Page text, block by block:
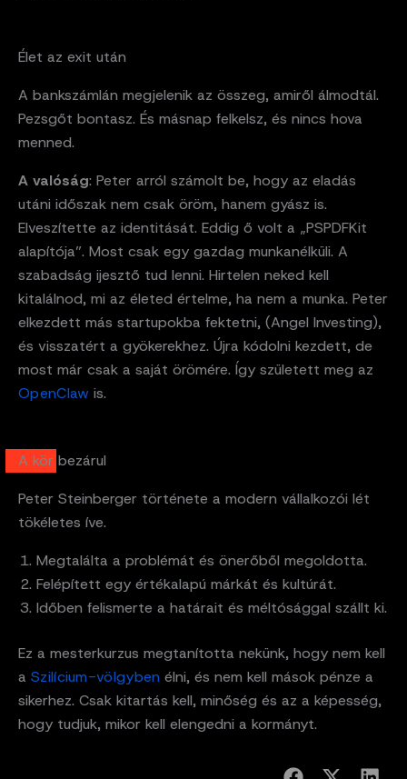
Élet az exit után
A bankszámlán megjelenik az összeg, amiről álmodtál.
Pezsgőt bontasz. És másnap felkelsz, és nincs hova
menned.
A valóság: Peter arról számolt be, hogy az eladás
utáni időszak nem csak öröm, hanem gyász is.
Elveszítette az identitását. Eddig ő volt a „PSPDFKit
alapítója”. Most csak egy gazdag munkanélküli. A
szabadság ijesztő tud lenni. Hirtelen neked kell
kitalálnod, mi az életed értelme, ha nem a munka. Peter
elkezdett más startupokba fektetni, (Angel Investing),
és visszatért a gyökerekhez. Újra kódolni kezdett, de
most már csak a saját örömére. Így született meg az
OpenClaw is.
A kör bezárul
Peter Steinberger története a modern vállalkozói lét
tökéletes íve.
Megtalálta a problémát és önerőből megoldotta.
Felépített egy értékalapú márkát és kultúrát.
Időben felismerte a határait és méltósággal szállt ki.
Ez a mesterkurzus megtanította nekünk, hogy nem kell
a Szilícium-völgyben élni, és nem kell mások pénze a
sikerhez. Csak kitartás kell, minőség és az a képesség,
hogy tudjuk, mikor kell elengedni a kormányt.